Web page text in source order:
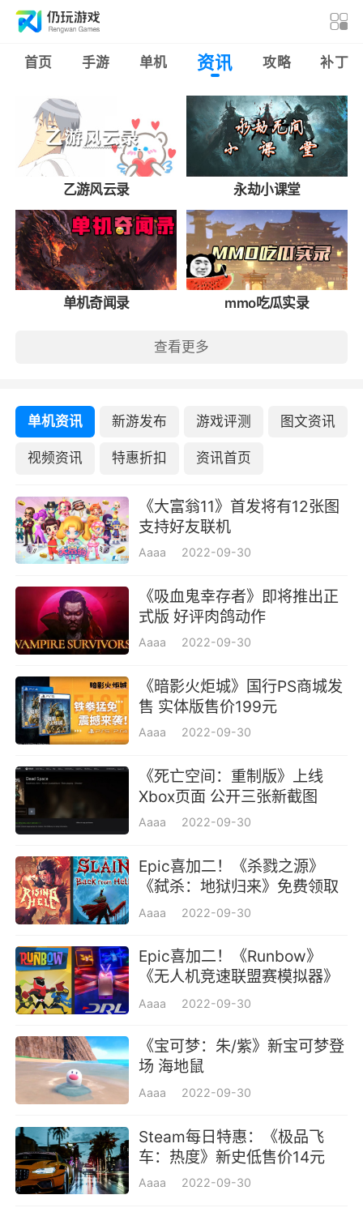
首页 手游 单机 资讯 攻略 补丁
乙游风云录 永劫小课堂
单机奇闻录 mmo吃瓜实录
查看更多
单机资讯 新游发布 游戏评测 图文资讯
视频资讯 特惠折扣 资讯首页
《大富翁11》首发将有12张图
支持好友联机
Aaaa 2022-09-30
《吸血鬼幸存者》即将推出正
式版 好评肉鸽动作
Aaaa 2022-09-30
《暗影火炬城》国行PS商城发
售 实体版售价199元
Aaaa 2022-09-30
《死亡空间：重制版》上线
Xbox页面 公开三张新截图
Aaaa 2022-09-30
Epic喜加二！《杀戮之源》
《弑杀：地狱归来》免费领取
地址
Aaaa 2022-09-30
Epic喜加二！《Runbow》
《无人机竞速联盟赛模拟器》
现可免费领取！
Aaaa 2022-09-30
《宝可梦：朱/紫》新宝可梦登
场 海地鼠
Aaaa 2022-09-30
Steam每日特惠：《极品飞
车：热度》新史低售价14元
Aaaa 2022-09-30